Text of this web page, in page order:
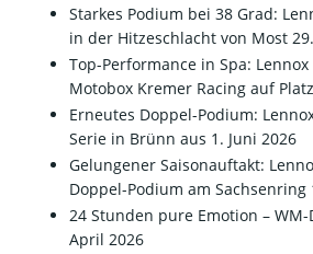
Starkes Podium bei 38 Grad:
in der Hitzeschlacht von Most
Top-Performance in Spa:
Motobox Kremer Racing auf
Erneutes Doppel-Podium:
Serie in Brünn aus 1. Juni 2026
Gelungener Saisonauftakt:
Doppel-Podium am Sachsenring
24 Stunden pure Emotion –
April 2026